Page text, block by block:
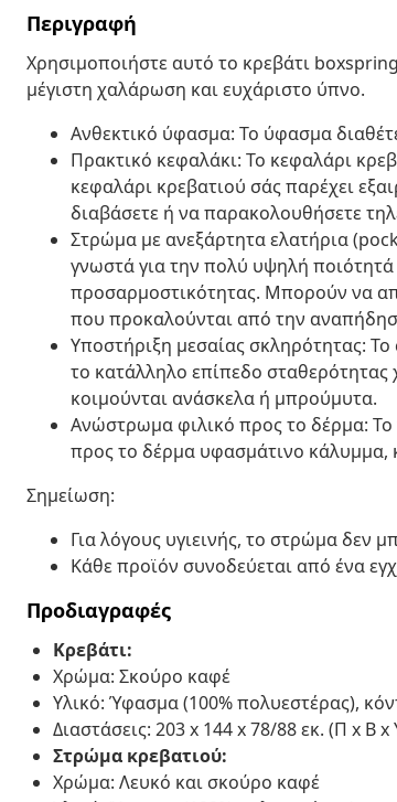
Περιγραφή
Χρησιμοποιήστε αυτό το κρεβάτι
μέγιστη χαλάρωση και ευχάριστο ύπνο.
Ανθεκτικό ύφασμα: Το ύφασμα
Πρακτικό κεφαλάκι: Το κεφαλάρι
κεφαλάρι κρεβατιού σάς παρέχει
διαβάσετε ή να παρακολουθήσετε
Στρώμα με ανεξάρτητα ελατήρια
γνωστά για την πολύ υψηλή
προσαρμοστικότητας. Μπορούν να
που προκαλούνται από την
Υποστήριξη μεσαίας σκληρότητας:
το κατάλληλο επίπεδο σταθερότητας
κοιμούνται ανάσκελα ή μπρούμυτα.
Ανώστρωμα φιλικό προς το δέρμα: Το
προς το δέρμα υφασμάτινο κάλυμμα,
Σημείωση:
Για λόγους υγιεινής, το στρώμα δεν
Κάθε προϊόν συνοδεύεται από ένα
Προδιαγραφές
Κρεβάτι:
Χρώμα: Σκούρο καφέ
Υλικό: Ύφασμα (100% πολυεστέρας),
Διαστάσεις: 203 x 144 x 78/88 εκ. (Π x Β x
Στρώμα κρεβατιού:
Χρώμα: Λευκό και σκούρο καφέ